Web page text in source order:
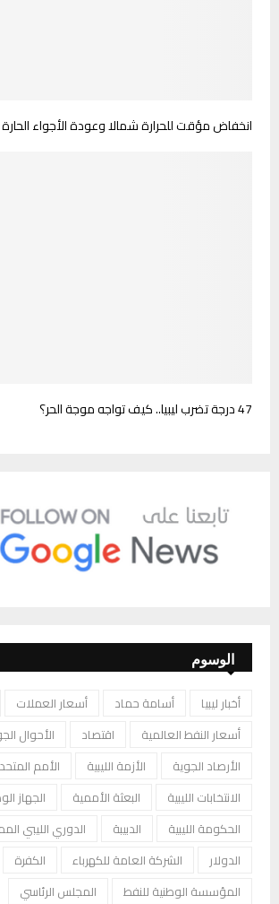
انخفاض مؤقت للحرارة شمالا وعودة الأجواء
47 درجة تضرب ليبيا.. كيف تواجه موجة الحر؟
الوسوم
أخبار ليبيا أسامة حماد أسعار العملات
أسعار النفط العالمية
اقتصاد
الأحوال
الأرصاد الجوية
الأزمة الليبية
الأمم
الانتخابات الليبية
البعثة الأممية
الجهاز
الحكومة الليبية
الدبيبة
الدوري الليبي
الدولار
الشركة العامة للكهرباء
الكفرة
المؤسسة الوطنية للنفط
المجلس الرئاسي